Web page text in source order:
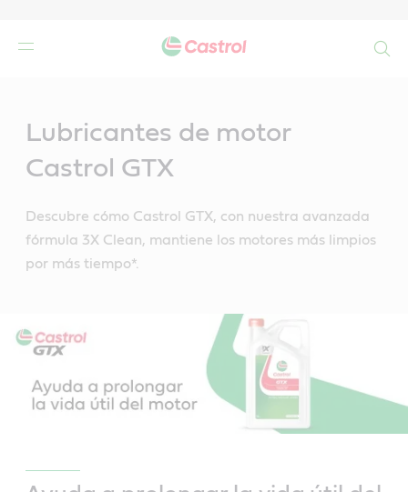
Lubricantes de motor
Castrol GTX
Descubre cómo Castrol GTX, con nuestra avanzada
fórmula 3X Clean, mantiene los motores más limpios
por más tiempo*.